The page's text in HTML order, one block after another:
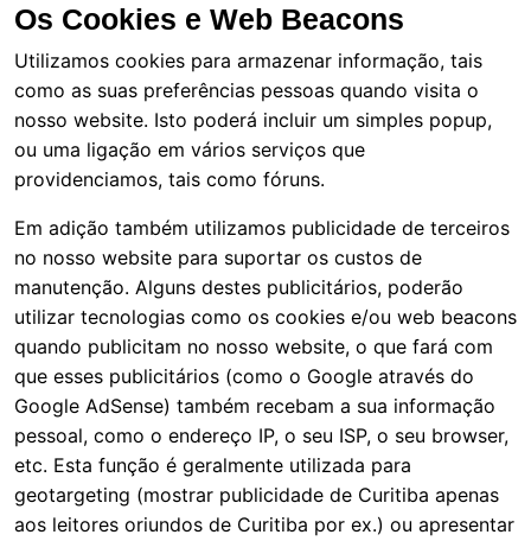
Os Cookies e Web Beacons
Utilizamos cookies para armazenar informação, tais
como as suas preferências pessoas quando visita o
nosso website. Isto poderá incluir um simples popup,
ou uma ligação em vários serviços que
providenciamos, tais como fóruns.
Em adição também utilizamos publicidade de terceiros
no nosso website para suportar os custos de
manutenção. Alguns destes publicitários, poderão
utilizar tecnologias como os cookies e/ou web beacons
quando publicitam no nosso website, o que fará com
que esses publicitários (como o Google através do
Google AdSense) também recebam a sua informação
pessoal, como o endereço IP, o seu ISP, o seu browser,
etc. Esta função é geralmente utilizada para
geotargeting (mostrar publicidade de Curitiba apenas
aos leitores oriundos de Curitiba por ex.) ou apresentar